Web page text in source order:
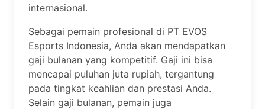
internasional.
Sebagai pemain profesional di PT EVOS
Esports Indonesia, Anda akan mendapatkan
gaji bulanan yang kompetitif. Gaji ini bisa
mencapai puluhan juta rupiah, tergantung
pada tingkat keahlian dan prestasi Anda.
Selain gaji bulanan, pemain juga